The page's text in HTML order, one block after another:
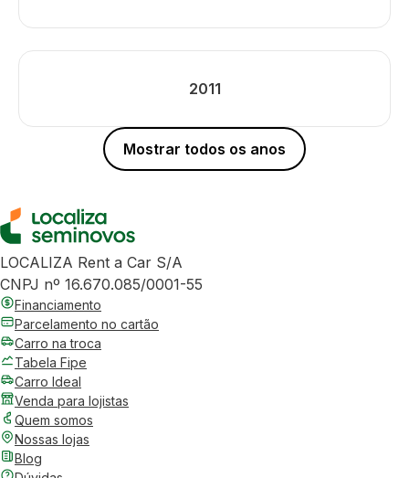
2011
Mostrar todos os anos
LOCALIZA Rent a Car S/A
CNPJ nº 16.670.085/0001-55
Financiamento
Parcelamento no cartão
Carro na troca
Tabela Fipe
Carro Ideal
Venda para lojistas
Quem somos
Nossas lojas
Blog